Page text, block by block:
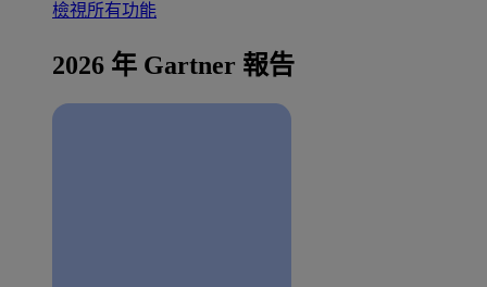
檢視所有功能
2026 年 Gartner 報告